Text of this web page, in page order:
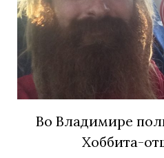
Во Владимире
Хоббита-